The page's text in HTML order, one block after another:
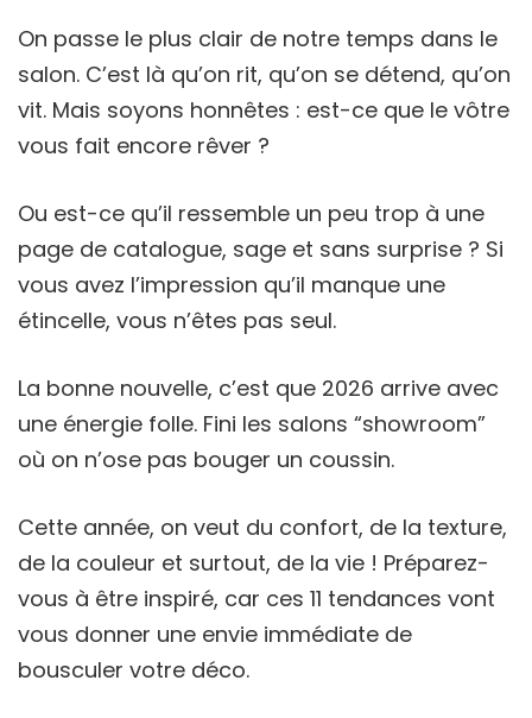
On passe le plus clair de notre temps dans le
salon. C’est là qu’on rit, qu’on se détend, qu’on
vit. Mais soyons honnêtes : est-ce que le vôtre
vous fait encore rêver ?
Ou est-ce qu’il ressemble un peu trop à une
page de catalogue, sage et sans surprise ? Si
vous avez l’impression qu’il manque une
étincelle, vous n’êtes pas seul.
La bonne nouvelle, c’est que 2026 arrive avec
une énergie folle. Fini les salons “showroom”
où on n’ose pas bouger un coussin.
Cette année, on veut du confort, de la texture,
de la couleur et surtout, de la vie ! Préparez-
vous à être inspiré, car ces 11 tendances vont
vous donner une envie immédiate de
bousculer votre déco.